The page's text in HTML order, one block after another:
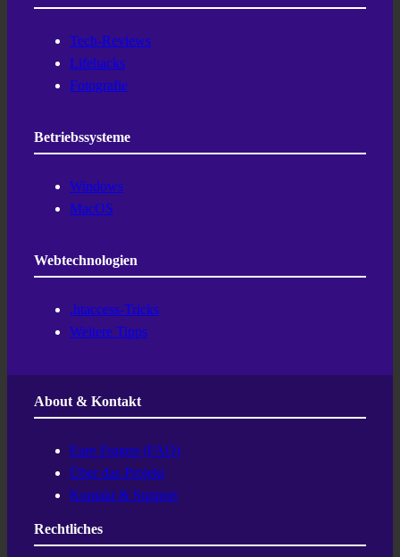
Tech-Reviews
Lifehacks
Fotografie
Betriebssysteme
Windows
MacOS
Webtechnologien
.htaccess-Tricks
Weitere Tipps
About & Kontakt
Eure Fragen (FAQ)
Über das Projekt
Kontakt & Support
Rechtliches